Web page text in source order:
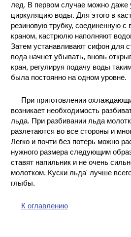
лед. В первом случае можно даже
циркуляцию воды. Для этого в
резиновую трубку, соединенную
краном, кастрюлю наполняют
Затем устанавливают сифон для
вода начнет убывать, вновь
кран, регулируя подачу воды
была постоянно на одном уровне.
При приготовлении
возникает необходимость
льда. При разбивании льда
разлетаются во все стороны и
Легко и почти без потерь можно
нужного размера следующим
ставят напильник и не очень
молотком. Куски льда' лучше
глыбы.
К оглавлению